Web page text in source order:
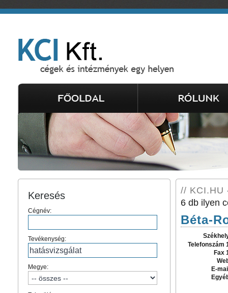
Keresés
Cégnév:
Tevékenység:
Megye:
// KCI.HU
6 db ilyen
Béta-
Telefonszám
Fax
E-